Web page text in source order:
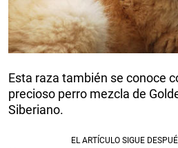
Esta raza también se conoce
precioso perro mezcla de
Siberiano.